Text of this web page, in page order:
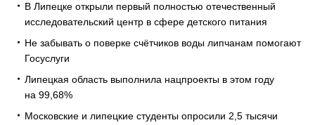
В Липецке открыли первый полностью отечественный
исследовательский центр в сфере детского питания
Не забывать о поверке счётчиков воды липчанам помогают
Госуслуги
Липецкая область выполнила нацпроекты в этом году
на 99,68%
Московские и липецкие студенты опросили 2,5 тысячи